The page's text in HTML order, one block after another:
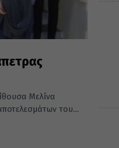
Μελίνα
του...